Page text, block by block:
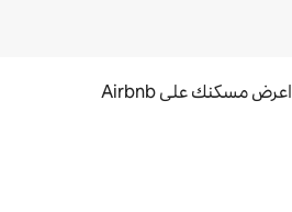
اعرض مسكنك على Airbnb